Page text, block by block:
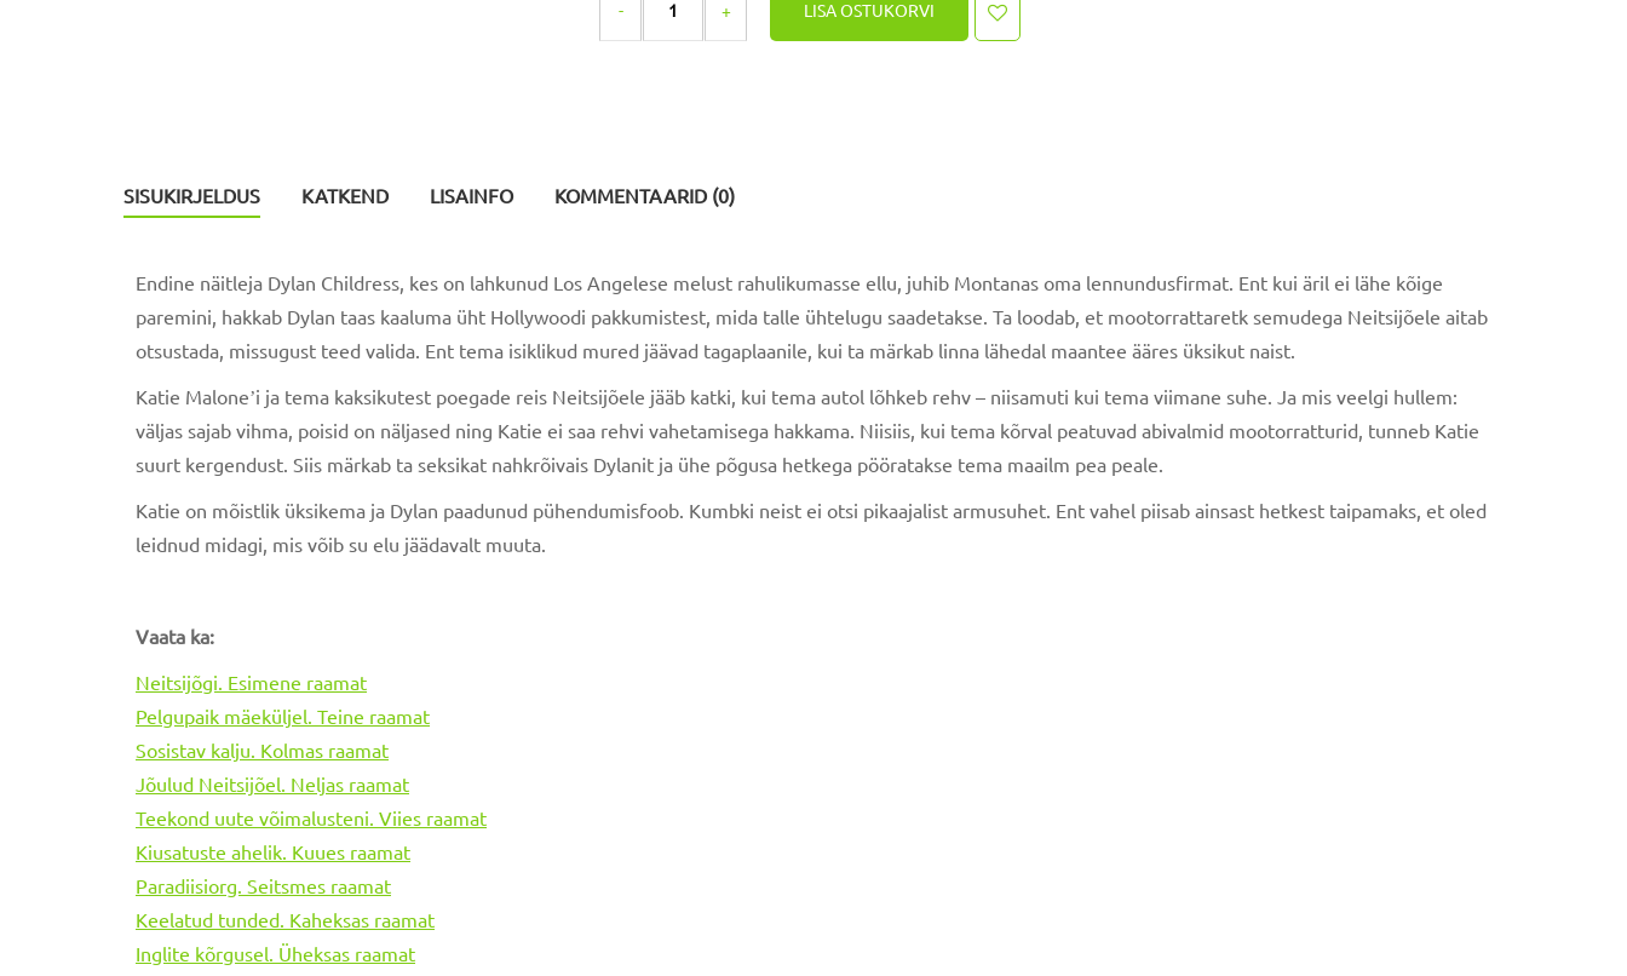
LISA OSTUKORVI
SISUKIRJELDUS KATKEND LISAINFO KOMMENTAARID (0)
Endine näitleja Dylan Childress, kes on lahkunud Los Angelese melust rahulikumasse ellu, juhib Montanas oma lennundusfirmat. Ent kui äril ei lähe kõige
paremini, hakkab Dylan taas kaaluma üht Hollywoodi pakkumistest, mida talle ühtelugu saadetakse. Ta loodab, et mootorrattaretk semudega Neitsijõele aitab
otsustada, missugust teed valida. Ent tema isiklikud mured jäävad tagaplaanile, kui ta märkab linna lähedal maantee ääres üksikut naist.
Katie Maloneʼi ja tema kaksikutest poegade reis Neitsijõele jääb katki, kui tema autol lõhkeb rehv – niisamuti kui tema viimane suhe. Ja mis veelgi hullem:
väljas sajab vihma, poisid on näljased ning Katie ei saa rehvi vahetamisega hakkama. Niisiis, kui tema kõrval peatuvad abivalmid mootorratturid, tunneb Katie
suurt kergendust. Siis märkab ta seksikat nahkrõivais Dylanit ja ühe põgusa hetkega pööratakse tema maailm pea peale.
Katie on mõistlik üksikema ja Dylan paadunud pühendumisfoob. Kumbki neist ei otsi pikaajalist armusuhet. Ent vahel piisab ainsast hetkest taipamaks, et oled
leidnud midagi, mis võib su elu jäädavalt muuta.
Vaata ka:
Neitsijõgi. Esimene raamat
Pelgupaik mäeküljel. Teine raamat
Sosistav kalju. Kolmas raamat
Jõulud Neitsijõel. Neljas raamat
Teekond uute võimalusteni. Viies raamat
Kiusatuste ahelik. Kuues raamat
Paradiisiorg. Seitsmes raamat
Keelatud tunded. Kaheksas raamat
Inglite kõrgusel. Üheksas raamat